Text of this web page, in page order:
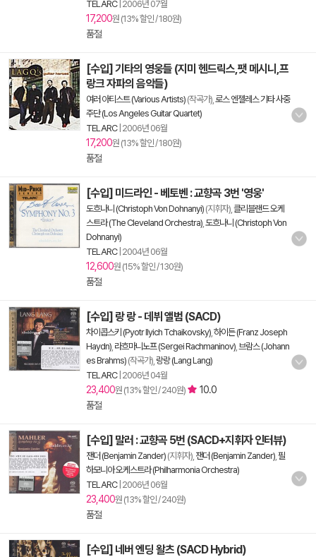
TELARC| 2006년 07월
17,200원 (13% 할인 / 180원)
품절
[수입] 기타의 영웅들 (지미 헨드릭스,팻 메시니,프
랑크 자파의 음악들)
여러 아티스트 (Various Artists) (작곡가), 로스 엔젤레스 기타 사중
주단 (Los Angeles Guitar Quartet)
TELARC| 2006년 06월
17,200원 (13% 할인 / 180원)
품절
[수입] 미드라인 - 베토벤 : 교향곡 3번 '영웅'
도흐나니 (Christoph Von Dohnanyi) (지휘자), 클리블랜드 오케
스트라 (The Cleveland Orchestra) 도흐나니 (Christoph Von
Dohnanyi)
TELARC| 2004년 06월
12,600원 (15% 할인 / 130원)
품절
[수입] 랑 랑 - 데뷔 앨범 (SACD)
차이콥스키 (Pyotr Ilyich Tchaikovsky) 하이든 (Franz Joseph
Haydn) 라흐마니노프 (Sergei Rachmaninov) 브람스 (Johann
es Brahms) (작곡가), 랑랑 (Lang Lang)
TELARC| 2006년 04월
23,400원 (13% 할인 / 240원)
10.0
품절
[수입] 말러 : 교향곡 5번 (SACD+지휘자 인터뷰)
잰더 (Benjamin Zander) (지휘자), 잰더 (Benjamin Zander) 필
하모니아 오케스트라 (Philharmonia Orchestra)
TELARC| 2006년 06월
23,400원 (13% 할인 / 240원)
품절
[수입] 네버 엔딩 왈츠 (SACD Hybrid)